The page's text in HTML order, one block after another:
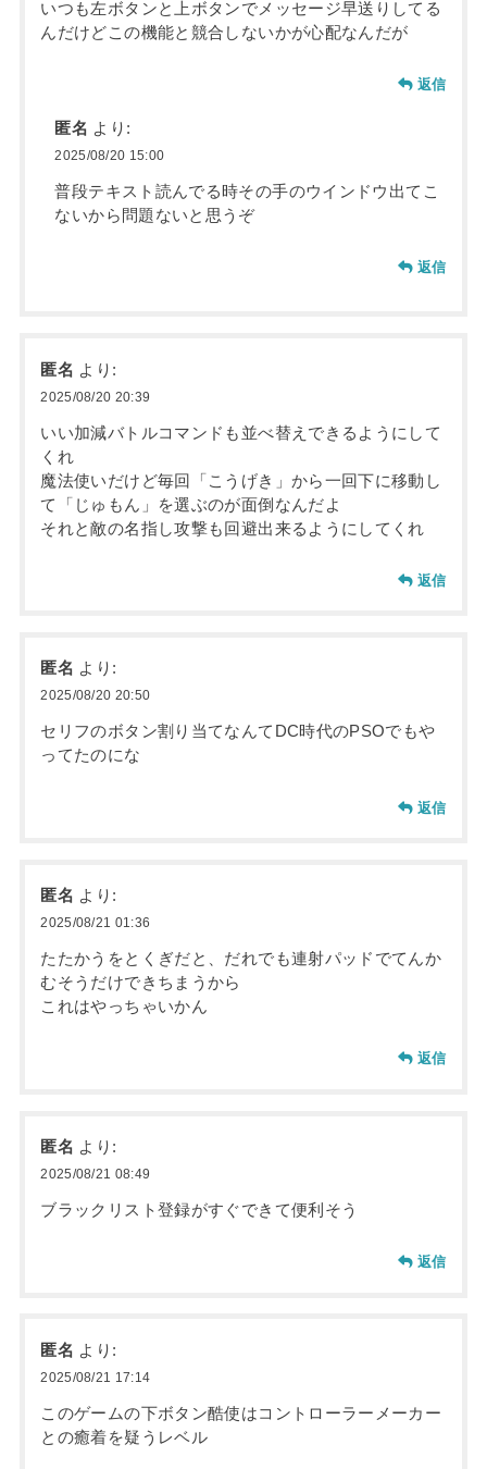
いつも左ボタンと上ボタンでメッセージ早送りしてる
んだけどこの機能と競合しないかが心配なんだが
返信
匿名 より:
2025/08/20 15:00
普段テキスト読んでる時その手のウインドウ出てこ
ないから問題ないと思うぞ
返信
匿名 より:
2025/08/20 20:39
いい加減バトルコマンドも並べ替えできるようにして
くれ
魔法使いだけど毎回「こうげき」から一回下に移動し
て「じゅもん」を選ぶのが面倒なんだよ
それと敵の名指し攻撃も回避出来るようにしてくれ
返信
匿名 より:
2025/08/20 20:50
セリフのボタン割り当てなんてDC時代のPSOでもや
ってたのにな
返信
匿名 より:
2025/08/21 01:36
たたかうをとくぎだと、だれでも連射パッドでてんか
むそうだけできちまうから
これはやっちゃいかん
返信
匿名 より:
2025/08/21 08:49
ブラックリスト登録がすぐできて便利そう
返信
匿名 より:
2025/08/21 17:14
このゲームの下ボタン酷使はコントローラーメーカー
との癒着を疑うレベル